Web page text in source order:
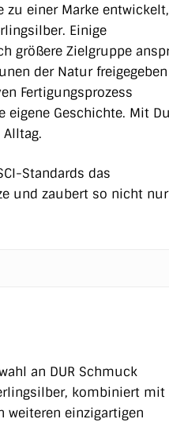
zu einer Marke
Einige
größere Zielgruppe
der Natur freigegeben
Fertigungsprozess
eigene Geschichte. Mit
Standards das
und zaubert so nicht
an DUR Schmuck
kombiniert mit
weiteren einzigartigen